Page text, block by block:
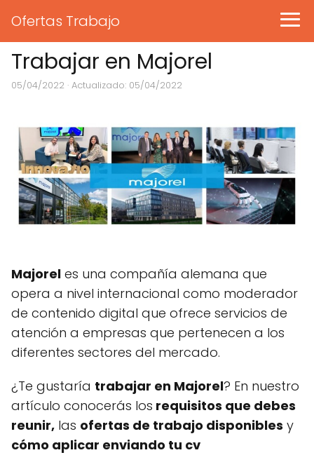
Ofertas Trabajo
Trabajar en Majorel
05/04/2022 · Actualizado: 05/04/2022
Majorel es una compañía alemana que
opera a nivel internacional como moderador
de contenido digital que ofrece servicios de
atención a empresas que pertenecen a los
diferentes sectores del mercado.
¿Te gustaría trabajar en Majorel? En nuestro
artículo conocerás los requisitos que debes
reunir, las ofertas de trabajo disponibles y
cómo aplicar enviando tu cv